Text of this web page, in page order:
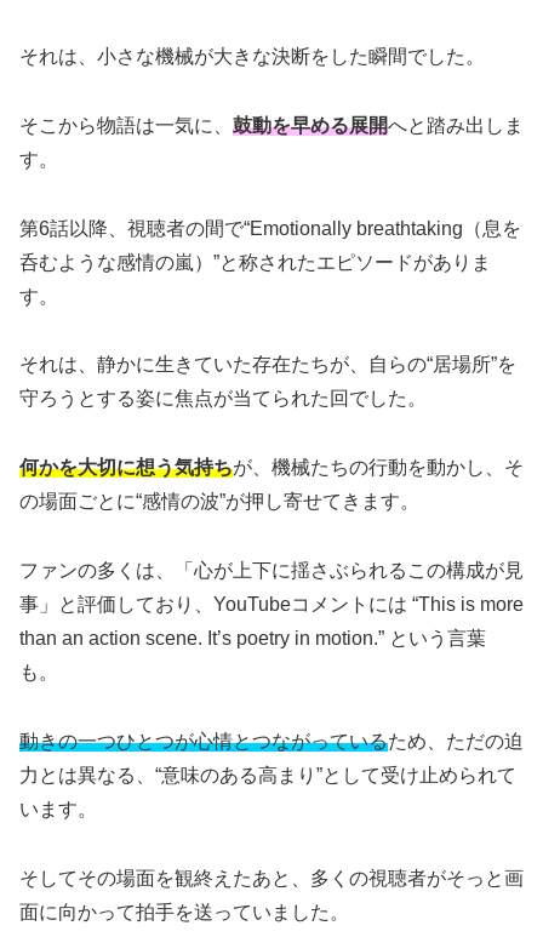
それは、小さな機械が大きな決断をした瞬間でした。
そこから物語は一気に、 鼓動を早める展開へと踏み出しま
す。
第6話以降、視聴者の間で“Emotionally breathtaking（息を
呑むような感情の嵐）”と称されたエピソードがありま
す。
それは、静かに生きていた存在たちが、自らの“居場所”を
守ろうとする姿に焦点が当てられた回でした。
何かを大切に想う気持ちが、機械たちの行動を動かし、そ
の場面ごとに“感情の波”が押し寄せてきます。
ファンの多くは、「心が上下に揺さぶられるこの構成が見
事」と評価しており、YouTubeコメントには “This is more
than an action scene. It’s poetry in motion.” という言葉
も。
動きの一つひとつが心情とつながっているため、ただの迫
力とは異なる、“意味のある高まり”として受け止められて
います。
そしてその場面を観終えたあと、多くの視聴者がそっと画
面に向かって拍手を送っていました。